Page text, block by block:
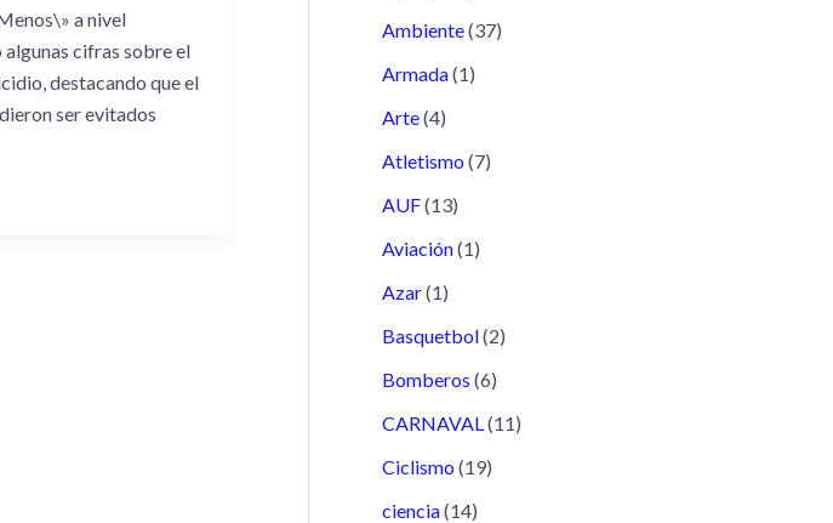
a nivel
cifras sobre el
destacando que el
ser evitados
Ambiente(37)
Armada(1)
Arte(4)
Atletismo (7)
AUF(13)
Aviación(1)
Azar(1)
Basquetbol(2)
Bomberos (6)
CARNAVAL (11)
Ciclismo (19)
ciencia(14)